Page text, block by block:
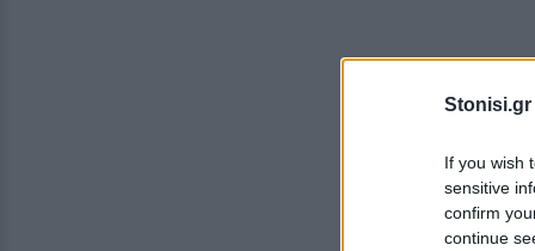
Stonisi.gr
If you wish
sensitive
confirm
continue